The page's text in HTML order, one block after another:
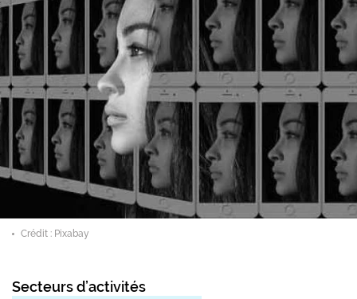
Crédit : Pixabay
Secteurs d’activités